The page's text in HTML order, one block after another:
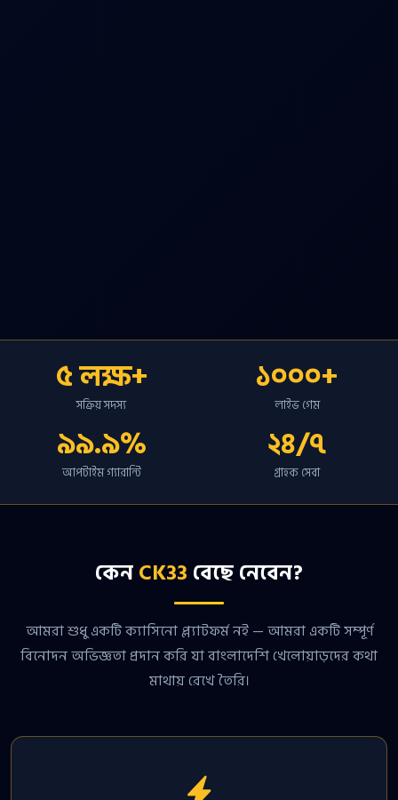
৫ লক্ষ+
সক্রিয় সদস্য
১০০০+
লাইভ গেম
৯৯.৯%
আপটাইম গ্যারান্টি
২৪/৭
গ্রাহক সেবা
কেনCK33 বেছে নেবেন?
আমরা শুধু একটি ক্যাসিনো প্ল্যাটফর্ম নই — আমরা একটি সম্পূর্ণ
বিনোদন অভিজ্ঞতা প্রদান করি যা বাংলাদেশি খেলোয়াড়দের কথা
মাথায় রেখে তৈরি।